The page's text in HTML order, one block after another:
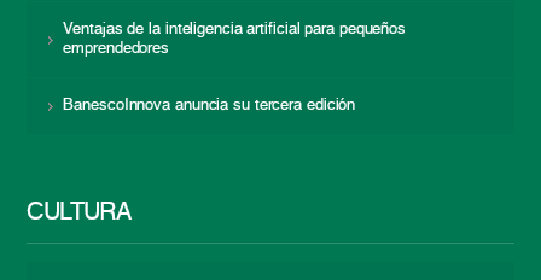
Ventajas de la inteligencia artificial para pequeños
emprendedores
BanescoInnova anuncia su tercera edición
CULTURA